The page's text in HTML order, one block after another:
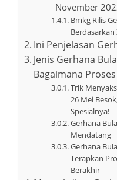
November
Bmkg Rilis
Ini Penjelasan
Jenis Gerhana
Bagaimana
Trik
26 Mei
Spesialnya!
Gerhana
Mendatang
Gerhana
Terapkan
Berakhir